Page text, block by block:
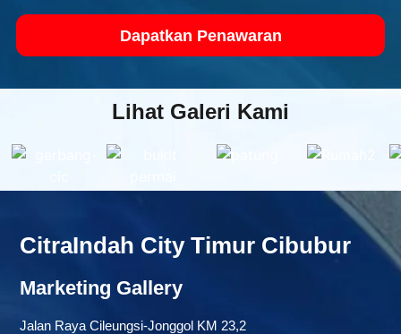
Dapatkan Penawaran
Lihat Galeri Kami
CitraIndah City Timur Cibubur
Marketing Gallery
Jalan Raya Cileungsi-Jonggol KM 23,2